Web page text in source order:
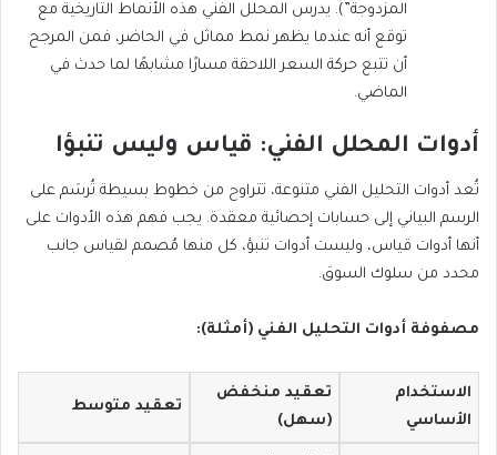
المزدوجة”). يدرس المحلل الفني هذه الأنماط التاريخية مع
توقع أنه عندما يظهر نمط مماثل في الحاضر، فمن المرجح
أن تتبع حركة السعر اللاحقة مسارًا مشابهًا لما حدث في
الماضي.
أدوات المحلل الفني: قياس وليس تنبؤا
تُعد أدوات التحليل الفني متنوعة، تتراوح من خطوط بسيطة تُرسَم على
الرسم البياني إلى حسابات إحصائية معقدة. يجب فهم هذه الأدوات على
أنها أدوات قياس، وليست أدوات تنبؤ، كل منها مُصمم لقياس جانب
محدد من سلوك السوق.
مصفوفة أدوات التحليل الفني (أمثلة):
الاستخدام
الأساسي
تعقيد منخفض
(سهل)
تعقيد متوسط